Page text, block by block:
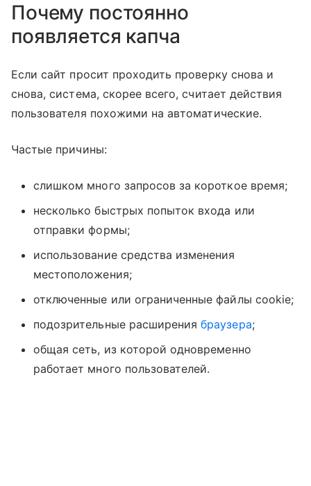
Почему постоянно
появляется капча
Если сайт просит проходить проверку снова и
снова, система, скорее всего, считает действия
пользователя похожими на автоматические.
Частые причины:
слишком много запросов за короткое время;
несколько быстрых попыток входа или
отправки формы;
использование средства изменения
местоположения;
отключенные или ограниченные файлы cookie;
подозрительные расширениябраузера;
общая сеть, из которой одновременно
работает много пользователей.